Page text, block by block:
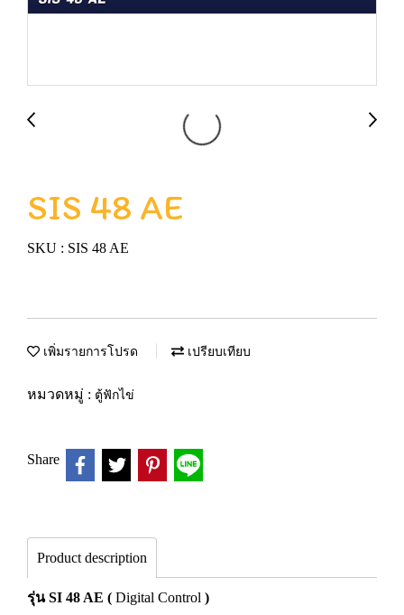
SIS 48 AE
SKU : SIS 48 AE
เพิ่มรายการโปรด เปรียบเทียบ
หมวดหมู่ : ตู้ฟักไข่
Share
Product description
รุ่น SI 48 AE ( Digital Control )